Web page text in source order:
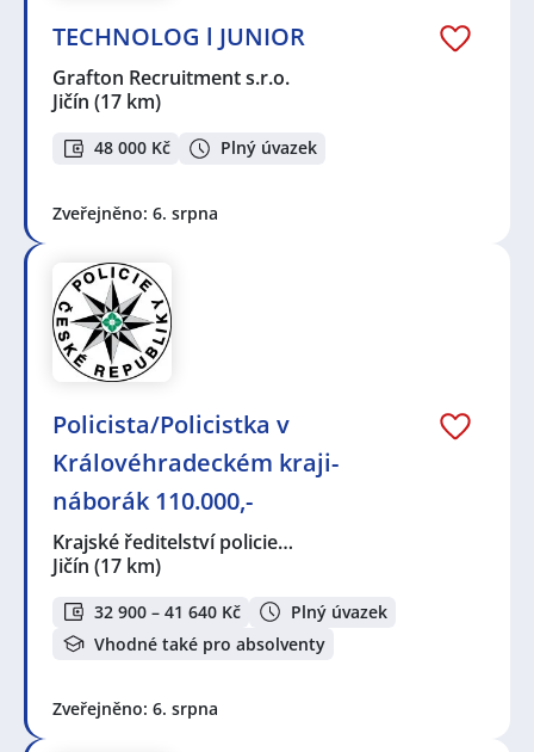
TECHNOLOG l JUNIOR
Grafton Recruitment s.r.o.
Jičín (17 km)
48 000 Kč Plný úvazek
Zveřejněno: 6. srpna
Policista/Policistka v
Královéhradeckém kraji-
náborák 110.000,-
Krajské ředitelství policie…
Jičín (17 km)
32 900 – 41 640 Kč
Plný úvazek
Vhodné také pro absolventy
Zveřejněno: 6. srpna